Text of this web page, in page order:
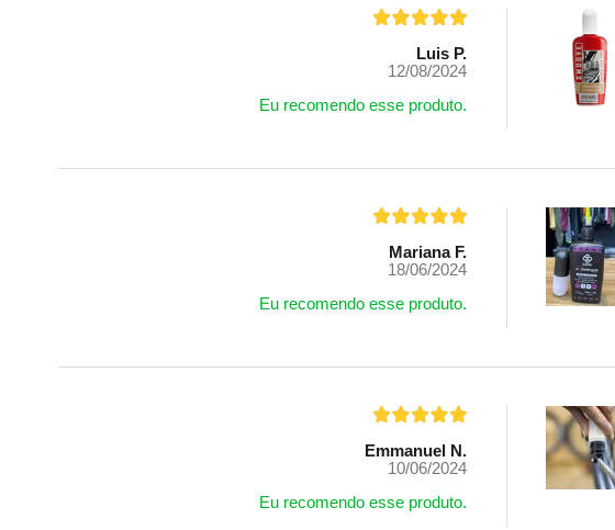
Luis P.
12/08/2024
Eu recomendo esse produto.
Mariana F.
18/06/2024
Eu recomendo esse produto.
Emmanuel N.
10/06/2024
Eu recomendo esse produto.